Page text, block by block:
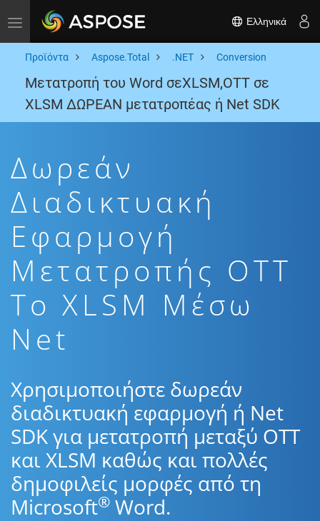
Toggle navigation Ελληνικά
Προϊόντα Aspose.Total .NET Conversion
Μετατροπή του Word σεXLSM,OTT σε
XLSM ΔΩΡΕΑΝ μετατροπέας ή Net SDK
Δωρεάν
Διαδικτυακή
Εφαρμογή
Μετατροπής OTT
To XLSM Μέσω
Net
Χρησιμοποιήστε δωρεάν
διαδικτυακή εφαρμογή ή Net
SDK για μετατροπή μεταξύ OTT
και XLSM καθώς και πολλές
δημοφιλείς μορφές από τη
Microsoft® Word.